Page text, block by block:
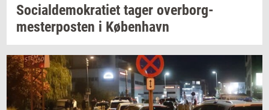
So­ci­al­de­mo­kra­ti­et tager over­borg­
mester­po­sten i Kø­ben­havn